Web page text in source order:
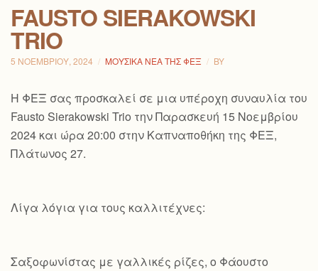
FAUSTO SIERAKOWSKI
TRIO
5 ΝΟΕΜΒΡΊΟΥ, 2024 ΜΟΥΣΙΚΆ ΝΈΑ ΤΗΣ ΦΕΞ BY
Η ΦΕΞ σας προσκαλεί σε μια υπέροχη συναυλία του
Fausto Sierakowski Trio την Παρασκευή 15 Νοεμβρίου
2024 και ώρα 20:00 στην Καπναποθήκη της ΦΕΞ,
Πλάτωνος 27.
Λίγα λόγια για τους καλλιτέχνες:
Σαξοφωνίστας με γαλλικές ρίζες, ο Φάουστο